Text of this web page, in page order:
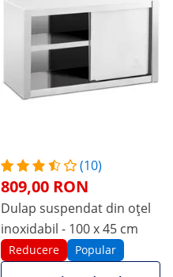
(10)
809,00 RON
Dulap suspendat din oțel
inoxidabil - 100 x 45 cm
Reducere Popular